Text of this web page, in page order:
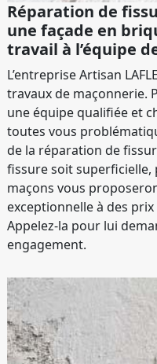
Réparation de
une façade en
travail à l’équipe
L’entreprise Artisan
travaux de maçonnerie.
une équipe qualifiée et
toutes vous
de la réparation de
fissure soit superficielle,
maçons vous
exceptionnelle à des
Appelez-la pour lui
engagement.